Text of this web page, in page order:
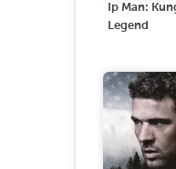
Ip Man:
Legend